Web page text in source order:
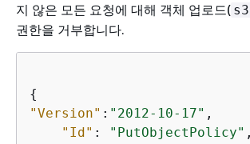
지 않은 모든 요청에 대해 객체 업로드(
권한을 거부합니다.
{
"Version" : "2012-10-17"
"Id" : "PutObjectPolicy"